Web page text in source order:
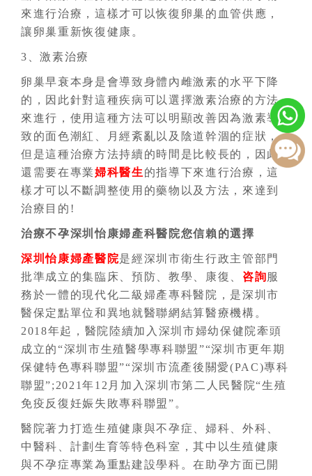
來進行治療，這樣才可以恢復卵巢的血管供應，
讓卵巢重新恢復健康。
3、激素治療
卵巢早衰本身是會導致身體內雌激素的水平下降
的，因此針對這種疾病可以選擇激素治療的方法
來進行，使用這種方法可以明顯改善因為激素導
致的面色潮紅、月經紊亂以及陰道幹涸的症狀，
但是這種治療方法持續的時間是比較長的，因此
還需要在專業婦科醫生 的指導下來進行治療，這
樣才可以不斷調整使用的藥物以及方法，來達到
治療目的!
治療不孕深圳怡康婦產科醫院您信賴的選擇
深圳怡康婦產醫院是經深圳市衛生行政主管部門
批準成立的集臨床、預防、教學、康復、 咨詢服
務於一體的現代化二級婦產專科醫院，是深圳市
醫保定點單位和異地就醫聯網結算醫療機構。
2018年起，醫院陸續加入深圳市婦幼保健院牽頭
成立的“深圳市生殖醫學專科聯盟”“深圳市更年期
保健特色專科聯盟”“深圳市流產後關愛(PAC)專科
聯盟”;2021年12月加入深圳市第二人民醫院“生殖
免疫反復妊娠失敗專科聯盟”。
醫院著力打造生殖健康與不孕症、婦科、外科、
中醫科、計劃生育等特色科室，其中以生殖健康
與不孕症專業為重點建設學科。在助孕方面已開